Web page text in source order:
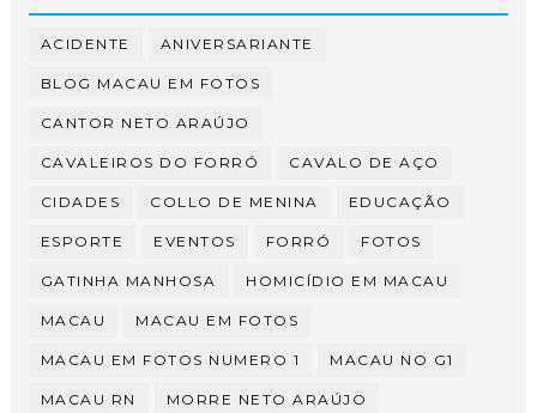
ACIDENTE ANIVERSARIANTE
BLOG MACAU EM FOTOS
CANTOR NETO ARAÚJO
CAVALEIROS DO FORRÓ CAVALO DE AÇO
CIDADES COLLO DE MENINA EDUCAÇÃO
ESPORTE EVENTOS FORRÓ FOTOS
GATINHA MANHOSA HOMICÍDIO EM MACAU
MACAU MACAU EM FOTOS
MACAU EM FOTOS NUMERO 1 MACAU NO G1
MACAU RN MORRE NETO ARAÚJO